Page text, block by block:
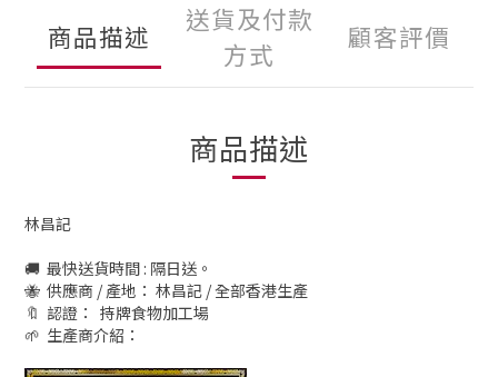
商品描述
送貨及付款
方式
顧客評價
商品描述
林昌記
🚚 最快送貨時間 : 隔日送。
🐝 供應商 / 產地： 林昌記 / 全部香港生產
🔖 認證： 持牌食物加工場
🌱 生產商介紹：